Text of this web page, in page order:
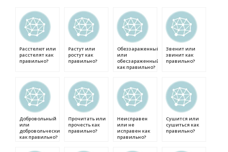
Расстелют или
расстелят как
правильно?
Растут или
ростут как
правильно?
Обеззараженный
или
обесзараженный
как правильно?
Звенит или
звинит как
правильно?
Добровольный
или
добровольческий
как правильно?
Прочитать или
прочесть как
правильно?
Неисправен
или не
исправен как
правильно?
Сушится или
сушиться как
правильно?